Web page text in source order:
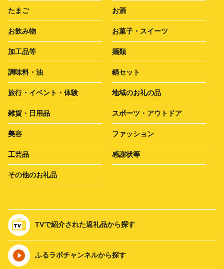
たまご お酒
お飲み物 お菓子・スイーツ
加工品等 麺類
調味料・油 鍋セット
旅行・イベント・体験 地域のお礼の品
雑貨・日用品 スポーツ・アウトドア
美容 ファッション
工芸品 感謝状等
その他のお礼品
TVで紹介された返礼品から探す
ふるラボチャンネルから探す